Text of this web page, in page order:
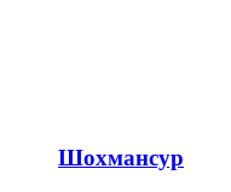
Шохмансур